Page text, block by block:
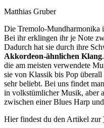
Matthias Gruber
Die Tremolo-Mundharmonika
Bei ihr erklingen ihr je Note
Dadurch hat sie durch ihre
Akkordeon-ähnlichen Klang
die am meisten verwendete
sie von Klassik bis Pop
sehr beliebt. Bei uns findet
in volkstümlicher Musik, aber
zwischen einer Blues Harp
Hier findest du den Artikel zur